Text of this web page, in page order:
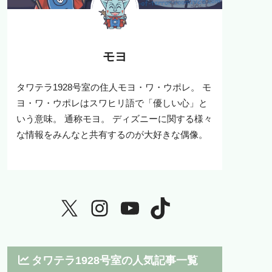
モヨ
タワテラ1928号室の住人モヨ・ワ・ウポレ。 モ
ヨ・ワ・ウポレはスワヒリ語で「優しい心」と
いう意味。 通称モヨ。 ディズニーに関する様々
な情報をみんなと共有するのが大好きな偶像。
タワテラ1928号室の人気記事一覧